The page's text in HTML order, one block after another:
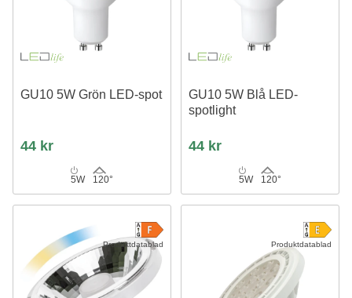
GU10 5W Grön LED-spot
44 kr
5W 120°
GU10 5W Blå LED-
spotlight
44 kr
5W 120°
Produktdatablad Produktdatablad